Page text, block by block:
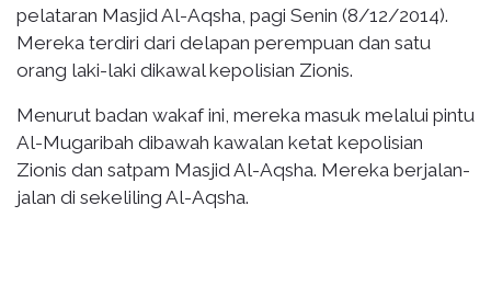
pelataran Masjid Al-Aqsha, pagi Senin (8/12/2014).
Mereka terdiri dari delapan perempuan dan satu
orang laki-laki dikawal kepolisian Zionis.
Menurut badan wakaf ini, mereka masuk melalui pintu
Al-Mugaribah dibawah kawalan ketat kepolisian
Zionis dan satpam Masjid Al-Aqsha. Mereka berjalan-
jalan di sekeliling Al-Aqsha.